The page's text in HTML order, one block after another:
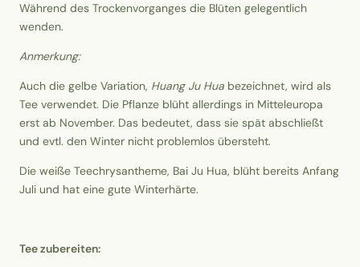
Während des Trockenvorganges die Blüten gelegentlich
wenden.
Anmerkung:
Auch die gelbe Variation, Huang Ju Hua bezeichnet, wird als
Tee verwendet. Die Pflanze blüht allerdings in Mitteleuropa
erst ab November. Das bedeutet, dass sie spät abschließt
und evtl. den Winter nicht problemlos übersteht.
Die weiße Teechrysantheme, Bai Ju Hua, blüht bereits Anfang
Juli und hat eine gute Winterhärte.
Tee zubereiten: